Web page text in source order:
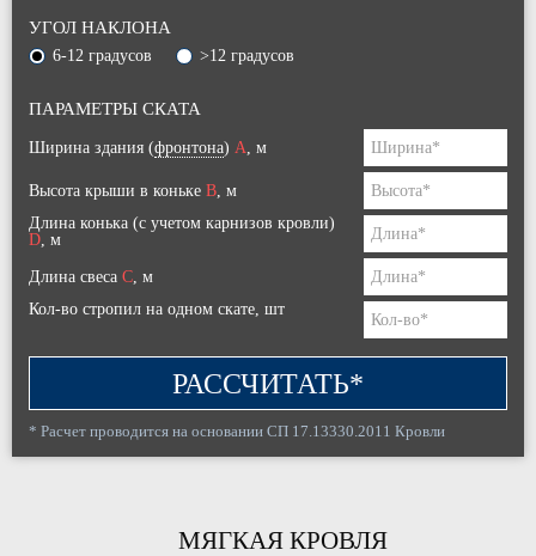
УГОЛ НАКЛОНА
6-12 градусов >12 градусов
ПАРАМЕТРЫ СКАТА
Ширина здания (фронтона) A, м
Высота крыши в коньке B, м
Длина конька (с учетом карнизов кровли)
D, м
Длина свеса C, м
Кол-во стропил на одном скате, шт
РАССЧИТАТЬ*
* Расчет проводится на основании СП 17.13330.2011 Кровли
МЯГКАЯ КРОВЛЯ